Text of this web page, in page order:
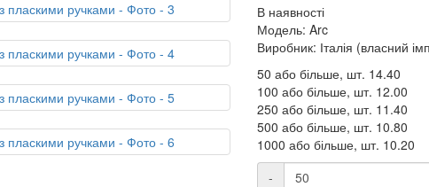
В наявності
Модель: Arc
Виробник: Італія (власний
50 або більше, шт. 14.40
100 або більше, шт. 12.00
250 або більше, шт. 11.40
500 або більше, шт. 10.80
1000 або більше, шт. 10.20
-